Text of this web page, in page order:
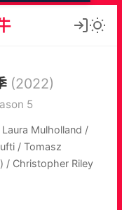
(2022)
5
Mulholland /
/ Tomasz
/ Christopher Riley